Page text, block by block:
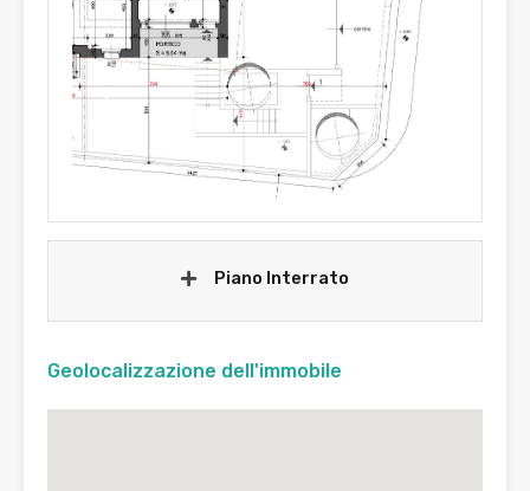
Piano Interrato
Geolocalizzazione dell'immobile